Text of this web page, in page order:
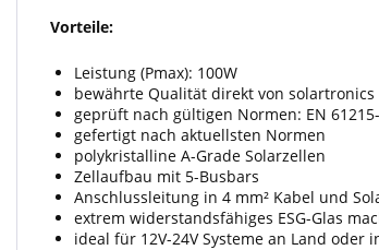
Vorteile:
Leistung (Pmax): 100W
bewährte Qualität direkt von solartronics
geprüft nach gültigen Normen: EN
gefertigt nach aktuellsten Normen
polykristalline A-Grade Solarzellen
Zellaufbau mit 5-Busbars
Anschlussleitung in 4 mm² Kabel und
extrem widerstandsfähiges ESG-Glas
ideal für 12V-24V Systeme an Land oder